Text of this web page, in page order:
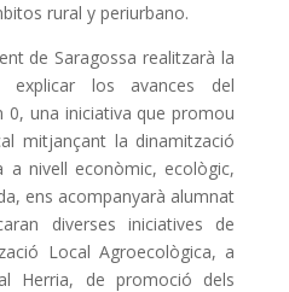
rural y periurbano.
de Saragossa realitzarà la
explicar los avances del
una iniciativa que promou
mitjançant la dinamització
a nivell econòmic, ecològic,
ens acompanyarà alumnat
diverses iniciatives de
Local Agroecològica, a
Herria, de promoció dels